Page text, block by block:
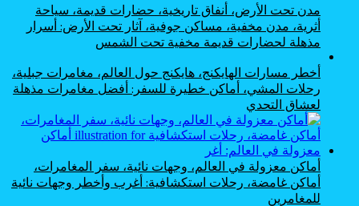
مدن تحت الأرض، أنفاق تاريخية، حضارات قديمة، سياحة
أثرية، مدن مخفية، مساكن جوفية، آثار تحت الأرض: أسرار
مذهلة لحضارات قديمة مخفية تحت الشمس
أخطر مسارات الهايكنج، هايكنج حول العالم، مغامرات جبلية،
رحلات المشي، أماكن خطيرة للسفر: أفضل مغامرات مذهلة
لعشاق التحدي
أماكن معزولة في العالم، وجهات نائية، سفر المغامرات،
أماكن غامضة، رحلات استكشافية: أغرب وأخطر وجهات نائية
للمغامرين